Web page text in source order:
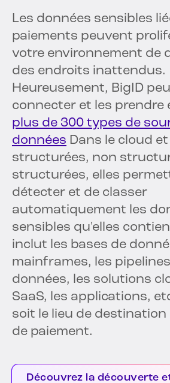
Les données sensibles
paiements peuvent
votre environnement de
des endroits inattendus.
Heureusement, BigID
connecter et les prendre
plus de 300 types de
données Dans le cloud
structurées, non
structurées, elles
détecter et de classer
automatiquement les
sensibles qu'elles
inclut les bases de
mainframes, les
données, les solutions
SaaS, les applications,
soit le lieu de destination
de paiement.
Découvrez la découverte